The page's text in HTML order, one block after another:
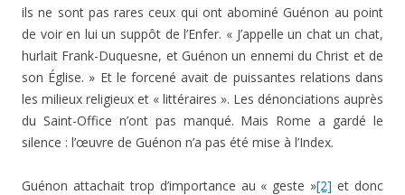
ils ne sont pas rares ceux qui ont abominé Guénon au point
de voir en lui un suppôt de l’Enfer. « J’appelle un chat un chat,
hurlait Frank-Duquesne, et Guénon un ennemi du Christ et de
son Église. » Et le forcené avait de puissantes relations dans
les milieux religieux et « littéraires ». Les dénonciations auprès
du Saint-Office n’ont pas manqué. Mais Rome a gardé le
silence : l’œuvre de Guénon n’a pas été mise à l’Index.
Guénon attachait trop d’importance au « geste »[2] et donc